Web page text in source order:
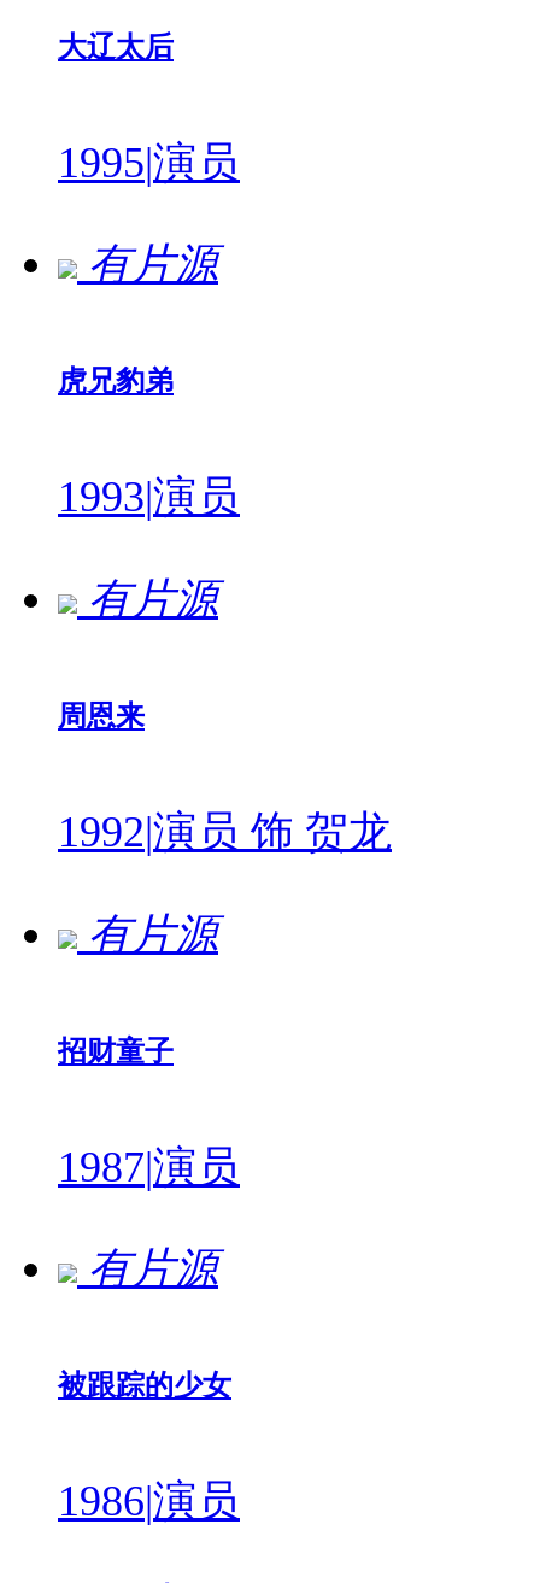
大辽太后
1995|演员
有片源
虎兄豹弟
1993|演员
有片源
周恩来
1992|演员 饰 贺龙
有片源
招财童子
1987|演员
有片源
被跟踪的少女
1986|演员